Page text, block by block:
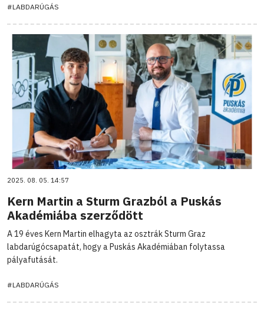
#LABDARÚGÁS
2025. 08. 05. 14:57
Kern Martin a Sturm Grazból a Puskás
Akadémiába szerződött
A 19 éves Kern Martin elhagyta az osztrák Sturm Graz
labdarúgócsapatát, hogy a Puskás Akadémiában folytassa
pályafutását.
#LABDARÚGÁS